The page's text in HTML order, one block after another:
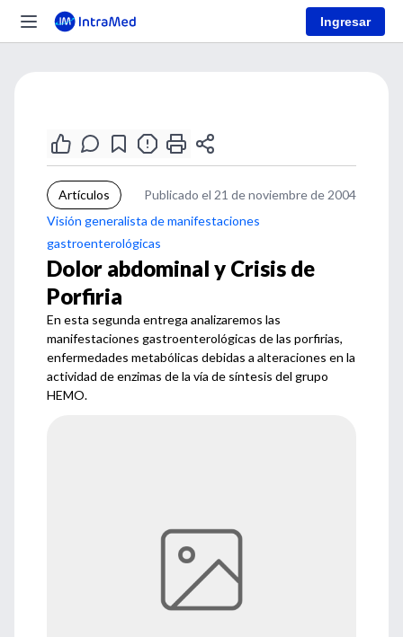
Ingresar
Artículos
Publicado el 21 de noviembre de 2004
Visión generalista de manifestaciones
gastroenterológicas
Dolor abdominal y Crisis de
Porfiria
En esta segunda entrega analizaremos las
manifestaciones gastroenterológicas de las porfirias,
enfermedades metabólicas debidas a alteraciones en la
actividad de enzimas de la vía de síntesis del grupo
HEMO.